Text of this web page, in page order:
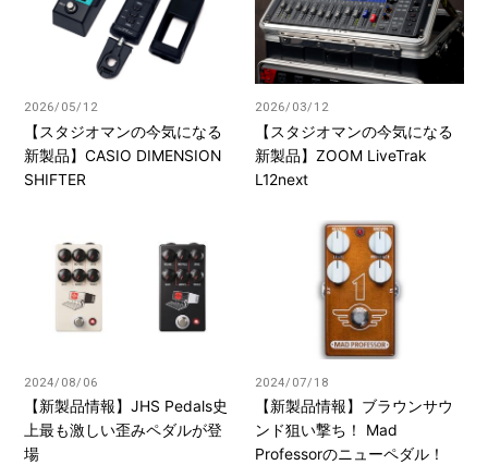
2026/05/12
【スタジオマンの今気になる
新製品】CASIO DIMENSION
SHIFTER
2026/03/12
【スタジオマンの今気になる
新製品】ZOOM LiveTrak
L12next
2024/08/06
【新製品情報】JHS Pedals史
上最も激しい歪みペダルが登
場
2024/07/18
【新製品情報】ブラウンサウ
ンド狙い撃ち！ Mad
Professorのニューペダル！